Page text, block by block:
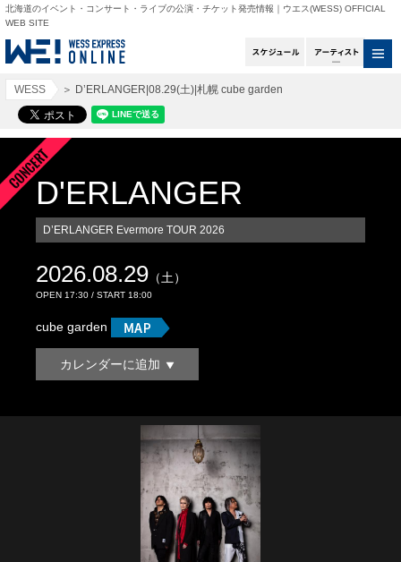
北海道のイベント・コンサート・ライブの公演・チケット発売情報｜ウエス(WESS) OFFICIAL
WEB SITE
スケジュールアー
WESS ＞ D’ERLANGER|08.29(土)|札幌 cube garden
D'ERLANGER
D’ERLANGER Evermore TOUR 2026
2026.08.29 （土）
OPEN 17:30 / START 18:00
cube garden
カレンダーに追加